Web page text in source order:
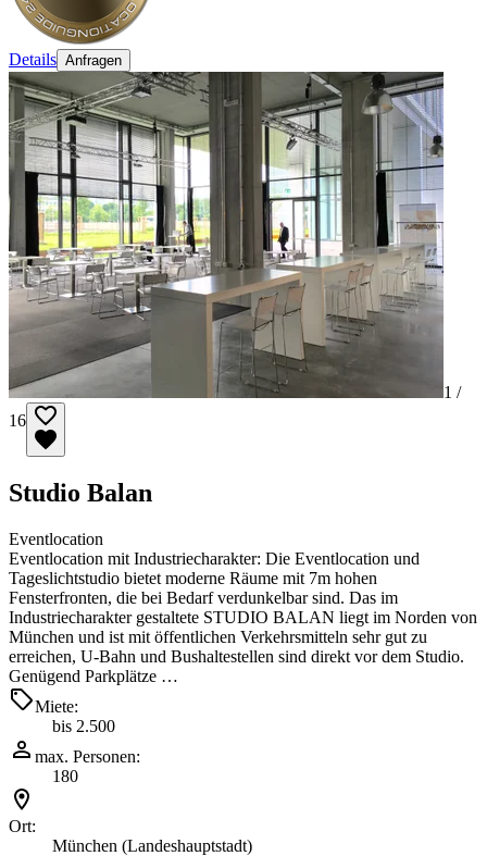
Details Anfragen
1 /
16
Studio Balan
Eventlocation
Eventlocation mit Industriecharakter: Die Eventlocation und
Tageslichtstudio bietet moderne Räume mit 7m hohen
Fensterfronten, die bei Bedarf verdunkelbar sind. Das im
Industriecharakter gestaltete STUDIO BALAN liegt im Norden von
München und ist mit öffentlichen Verkehrsmitteln sehr gut zu
erreichen, U-Bahn und Bushaltestellen sind direkt vor dem Studio.
Genügend Parkplätze …
Miete:
bis 2.500
max. Personen:
180
Ort:
München (Landeshauptstadt)